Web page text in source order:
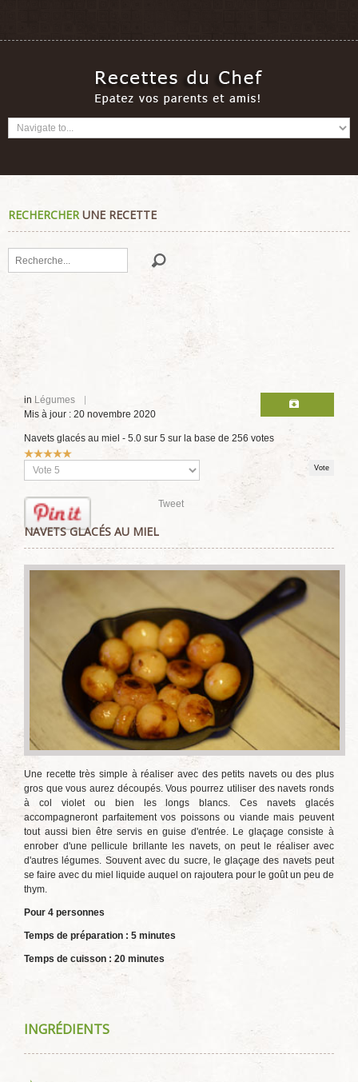
RECHERCHERUNE RECETTE
Rechercher
in Légumes
Mis à jour : 20 novembre 2020
Navets glacés au miel - 5.0 sur 5 sur la base de 256 votes
Vote
utilisateur:
Veuillez
voter
Tweet
NAVETS GLACÉS AU MIEL
Une recette très simple à réaliser avec des petits navets ou des plus
gros que vous aurez découpés. Vous pourrez utiliser des navets ronds
à col violet ou bien les longs blancs. Ces navets glacés
accompagneront parfaitement vos poissons ou viande mais peuvent
tout aussi bien être servis en guise d'entrée. Le glaçage consiste à
enrober d'une pellicule brillante les navets, on peut le réaliser avec
d'autres légumes. Souvent avec du sucre, le glaçage des navets peut
se faire avec du miel liquide auquel on rajoutera pour le goût un peu de
thym.
Pour 4 personnes
Temps de préparation : 5 minutes
Temps de cuisson : 20 minutes
INGRÉDIENTS